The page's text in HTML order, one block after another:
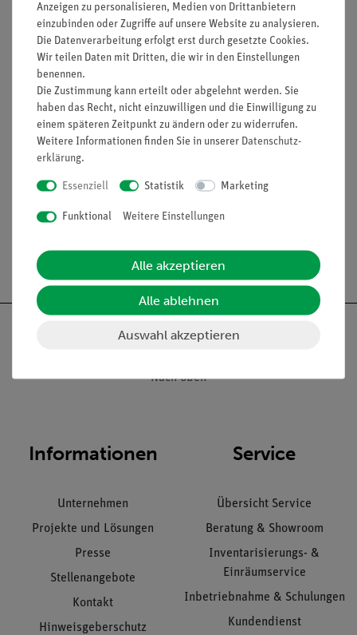
Ausstattung und technische Daten
Hochwertiger Gleichstrommotor, 5V-
Feldmagnete permanent
Geringer Anlaufstrom:
Bausteingröße: 82 mm x 82 mm
Versandkostenfrei ab 300,- €
Nach oben
Informationen
Unternehmen
Projekte und Lösungen
Presse
Stellenangebote
Kontakt
Hinweisgeberschutz
Service
Übersicht Service
Beratung & Showroom
Inventarisierungs- &
Einräumservice
Inbetriebnahme & Schulungen
Kundendienst
Anzeigen zu personalisieren, Medien von Drittanbietern
einzubinden oder Zugriffe auf unsere Website zu analysieren.
Die Datenverarbeitung erfolgt erst durch gesetzte Cookies.
Wir teilen Daten mit Dritten, die wir in den Einstellungen
benennen.
Die Zustimmung kann erteilt oder abgelehnt werden. Sie
haben das Recht, nicht einzuwilligen und die Einwilligung zu
einem späteren Zeitpunkt zu ändern oder zu widerrufen.
Weitere Informationen finden Sie in unserer Daten­schutz­
erklärung.
Essenziell Statistik Marketing
Funktional Weitere Einstellungen
Alle akzeptieren
Alle ablehnen
Auswahl akzeptieren